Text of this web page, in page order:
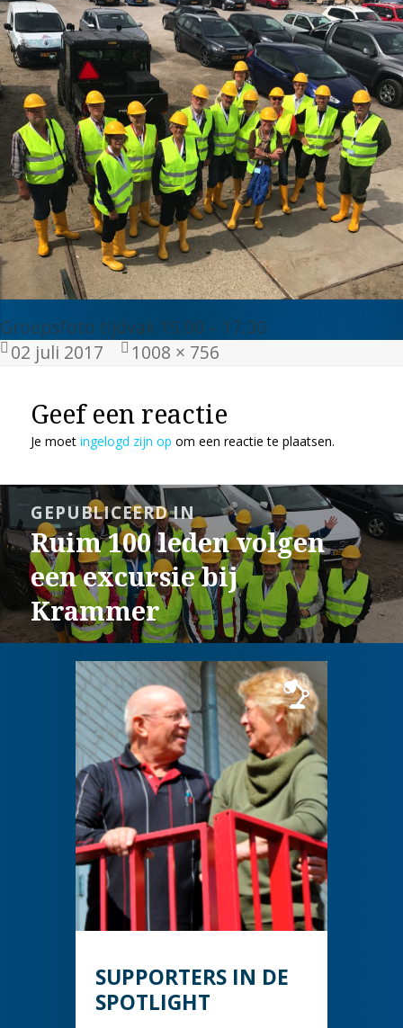
Groepsfoto tijdvak 15.00 – 17.30
Geplaatst
02 juli 2017
Volledige
1008 × 756
Geef een reactie
Je moetingelogd zijn op om een reactie te plaatsen.
Bericht
navigatieGEPUBLICEERD IN
Ruim 100 leden volgen
een excursie bij
Krammer
SUPPORTERS IN DE
SPOTLIGHT